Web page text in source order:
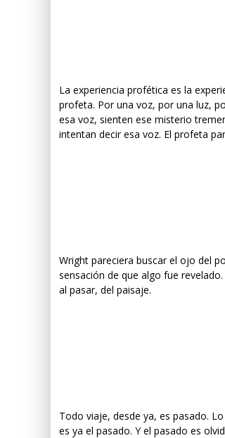
La experiencia profética es la
profeta. Por una voz, por una luz,
esa voz, sienten ese misterio
intentan decir esa voz. El profeta
Wright pareciera buscar el ojo del
sensación de que algo fue
al pasar, del paisaje.
Todo viaje, desde ya, es pasado.
es ya el pasado. Y el pasado es